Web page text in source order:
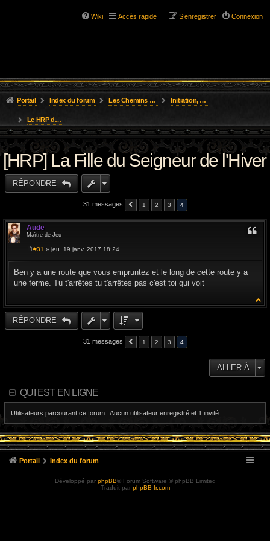
Wiki Accès rapide Connexion
S’enregistrer
Portail Index du forum Les Chemins de L'Aventure Initiation, Scénarios Courts
Le HRP des aventures
[HRP] La Fille du Seigneur de l'Hiver
RÉPONDRE
31 messages 1 2 3 4
Aude
Maître de Jeu
a
#31 » jeu. 19 janv. 2017 18:24
Ben y a une route que vous empruntez et le long de cette route y a
une ferme. Tu t'arrêtes tu t'arrêtes pas c'est toi qui voit
RÉPONDRE
31 messages 1 2 3 4
ALLER À
QUI EST EN LIGNE
Utilisateurs parcourant ce forum : Aucun utilisateur enregistré et 1 invité
Portail Index du forum
Développé par phpBB® Forum Software © phpBB Limited
Traduit par phpBB-fr.com